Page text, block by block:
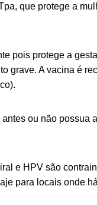
que protege a
pois protege a
grave. A vacina é
ou não possua
e HPV são
para locais onde